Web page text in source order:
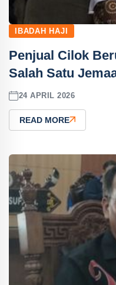
IBADAH HAJI
Penjual Cilok
Salah Satu
24 APRIL 2026
READ MORE